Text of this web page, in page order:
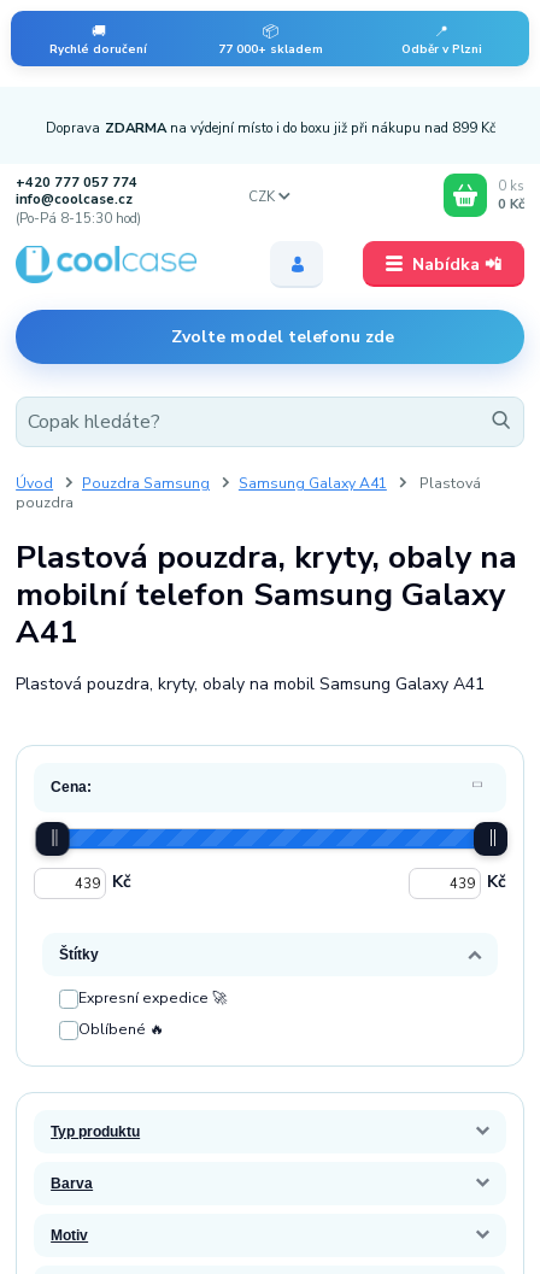
🚚
Rychlé doručení
📦
77 000+ skladem
📍
Odběr v Plzni
Nabídka 📲
Doprava ZDARMA na výdejní místo i do boxu již při nákupu nad 899 Kč
+420 777 057 774
info@coolcase.cz
(Po-Pá 8-15:30 hod)
Zvolte model telefonu zde
CZK
0 ks
0 Kč
Úvod Pouzdra Samsung Samsung Galaxy A41
Plastová
pouzdra
Plastová pouzdra, kryty, obaly na
mobilní telefon Samsung Galaxy
A41
Plastová pouzdra, kryty, obaly na mobil Samsung Galaxy A41
Cena:
Kč Kč
Štítky
Expresní expedice 🚀
Oblíbené 🔥
Typ produktu
Barva
Motiv